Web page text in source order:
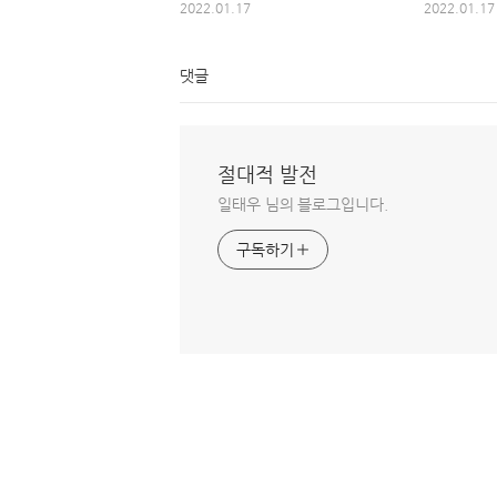
2022.01.17 2022.01.17
댓글
절대적 발전
일태우 님의 블로그입니다.
구독하기